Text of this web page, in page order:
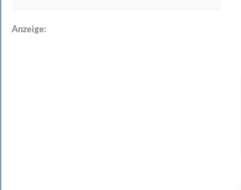
Anzeige: